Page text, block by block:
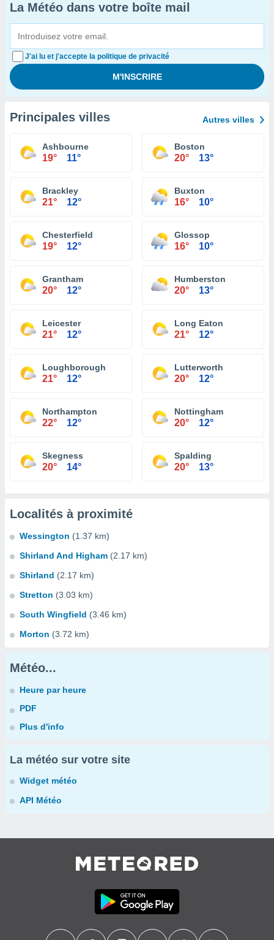
La Météo dans votre boîte mail
J'ai lu et j'accepte la politique de privacité
Principales villes Autres villes
Ashbourne
19° 11°
Boston
20° 13°
Brackley
21° 12°
Buxton
16° 10°
Chesterfield
19° 12°
Glossop
16° 10°
Grantham
20° 12°
Humberston
20° 13°
Leicester
21° 12°
Long Eaton
21° 12°
Loughborough
21° 12°
Lutterworth
20° 12°
Northampton
22° 12°
Nottingham
20° 12°
Skegness
20° 14°
Spalding
20° 13°
Localités à proximité
Wessington (1.37 km)
Shirland And Higham (2.17 km)
Shirland (2.17 km)
Stretton (3.03 km)
South Wingfield (3.46 km)
Morton (3.72 km)
Météo...
Heure par heure
PDF
Plus d'info
La météo sur votre site
Widget météo
API Météo